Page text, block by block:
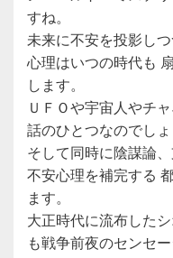
すね。
未来に不安を投影し
心理はいつの時代も
します。
ＵＦＯや宇宙人やチ
話のひとつなのでしょ
そして同時に陰謀論
不安心理を補完する
ます。
大正時代に流布した
も戦争前夜のセンセ